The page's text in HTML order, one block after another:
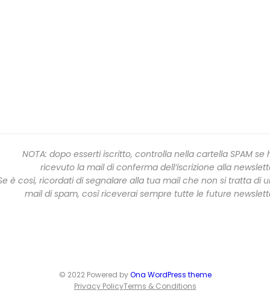
NOTA: dopo esserti iscritto, controlla nella cartella SPAM se
ricevuto la mail di conferma dell’iscrizione alla
è così, ricordati di segnalare alla tua mail che non si tratta di
mail di spam, così riceverai sempre tutte le future
© 2022 Powered byOna WordPress theme
Privacy PolicyTerms & Conditions